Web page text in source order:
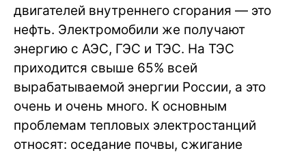
двигателей внутреннего сгорания — это
нефть. Электромобили же получают
энергию с АЭС, ГЭС и ТЭС. На ТЭС
приходится свыше 65% всей
вырабатываемой энергии России, а это
очень и очень много. К основным
проблемам тепловых электростанций
относят: оседание почвы, сжигание